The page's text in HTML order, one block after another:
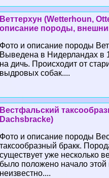
Веттерхун (Wetterhoun,
описание породы,
Фото и описание породы
Выведена в Нидерландах в
на дичь. Происходит от
выдровых собак....
Вестфальский
Dachsbracke)
Фото и описание породы
таксообразный бpaкк.
существует уже несколько
было положено начало этой
неизвестно....